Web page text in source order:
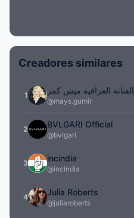
Creadores similares
1 الفنانه العراقيه ميس كمر
@mays.gumir
2 BVLGARI Official
@bvlgari
3 incindia
@incindia
4 Julia Roberts
@juliaroberts